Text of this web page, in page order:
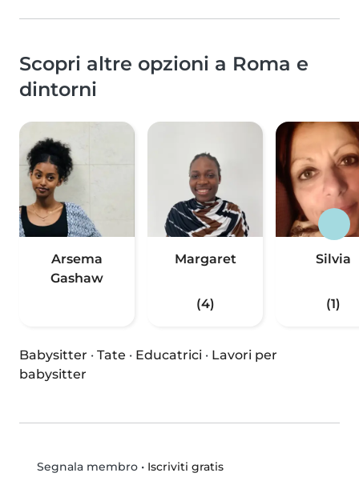
Scopri altre opzioni a Roma e
dintorni
Arsema
Gashaw
Margaret
(4)
Silvia
(1)
Babysitter · Tate · Educatrici · Lavori per
babysitter
Segnala membro• Iscriviti gratis